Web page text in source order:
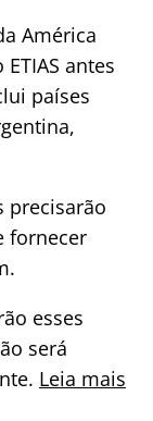
América
antes
países
precisarão
fornecer
esses
será
Leia mais